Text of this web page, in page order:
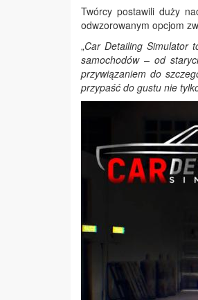
Twórcy postawili duży
odwzorowanym opcjom
„Car Detailing Simulator
samochodów – od
przywiązaniem do
przypaść do gustu nie